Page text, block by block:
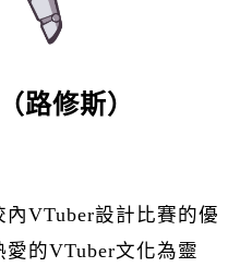
路修斯）
VTuber設計比賽的優
的VTuber文化為靈